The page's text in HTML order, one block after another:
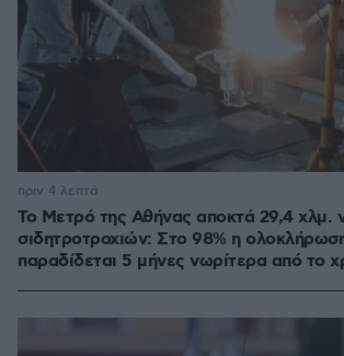
Το Μετρό της Αθήνας αποκτά 29,4 χλμ.
σιδητροτροχιών: Στο 98% η
παραδίδεται 5 μήνες νωρίτερα από το
πριν 4 λεπτά